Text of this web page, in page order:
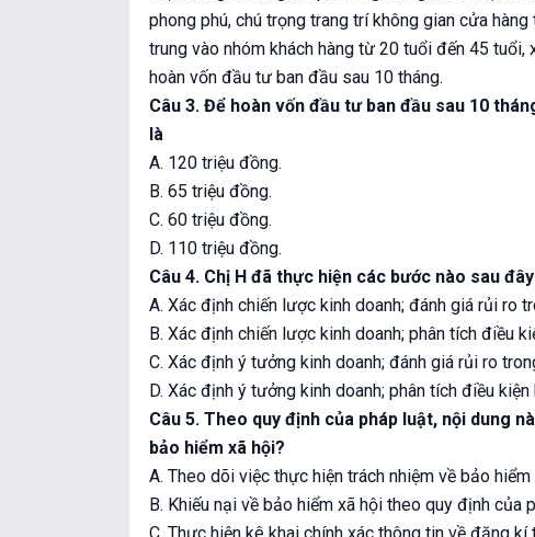
phong phú, chú trọng trang trí không gian cửa
trung vào nhóm khách hàng từ 20 tuổi đến 45
hoàn vốn đầu tư ban đầu sau 10 tháng.
Câu 3. Để hoàn vốn đầu tư ban đầu sau 10
là
A. 120 triệu đồng.
B. 65 triệu đồng.
C. 60 triệu đồng.
D. 110 triệu đồng.
Câu 4. Chị H đã thực hiện các bước nào sau
A. Xác định chiến lược kinh doanh; đánh giá rủi ro
B. Xác định chiến lược kinh doanh; phân tích điều
C. Xác định ý tưởng kinh doanh; đánh giá rủi ro
D. Xác định ý tưởng kinh doanh; phân tích điều
Câu 5. Theo quy định của pháp luật, nội dung
bảo hiểm xã hội?
A. Theo dõi việc thực hiện trách nhiệm về bảo
B. Khiếu nại về bảo hiểm xã hội theo quy định của